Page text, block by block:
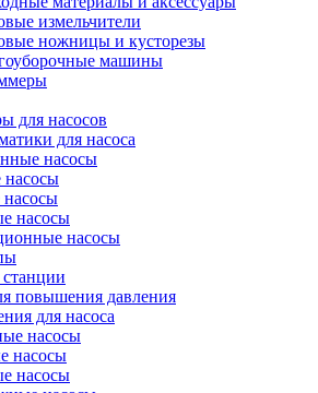
измельчители
ножницы и кусторезы
машины
для насосов
для насоса
насосы
насосы
насосы
повышения давления
для насоса
насосы
насосы
насосы